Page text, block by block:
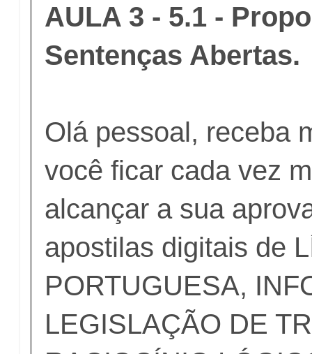
AULA 3 - 5.1 -
Sentenças Abertas.
Olá pessoal, receba
você ficar cada vez
alcançar a sua
apostilas digitais de
PORTUGUESA,
LEGISLAÇÃO DE